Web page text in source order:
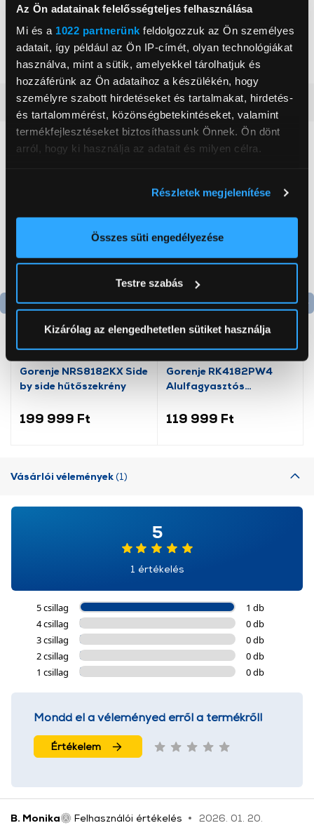
Az Ön adatainak felelősségteljes felhasználása
Mi és a 1022 partnerünk feldolgozzuk az Ön személyes
adatait, így például az Ön IP-címét, olyan technológiákat
használva, mint a sütik, amelyekkel tárolhatjuk és
hozzáférünk az Ön adataihoz a készülékén, hogy
személyre szabott hirdetéseket és tartalmakat, hirdetés-
és tartalommérést, közönségbetekintéseket, valamint
termékfejlesztéseket biztosíthassunk Önnek. Ön dönt
arról, hogy ki használja az adatait és milyen célra.
elhelyezkedéséről pár méteres pontossággal
Az Ön készülékén beazonosítása annak konkrét
módjairól és adja meg preferenciáit aRészletek
pontban. Bármikor módosíthatja vagy visszavonhatja a
Sütinyilatkozathoz való hozzájárulását.
okat használ, melyeket az Ön gépén tárol a rendszer. A
cookie-k személyazonosítására nem alkalmasak,
használatával Ön elfogadja a cookie-k használatát.
Részletek megjelenítése
Összes süti engedélyezése
Testre szabás
Kizárólag az elengedhetetlen sütiket használja
Betekintési szög
178 °
Válaszidő
1 ms
Szín
Fekete
Részletes ismertető
Neked ajánljuk
Gorenje NRS8182KX Side
by side hűtőszekrény
199 999 Ft
Gorenje RK4182PW4
Alulfagyasztós
119 999 Ft
Vásárlói vélemények(1)
5
1 értékelés
5 csillag
1 db
4 csillag
0 db
3 csillag
0 db
2 csillag
0 db
1 csillag
0 db
Mondd el a véleményed erről a termékről!
Értékelem
B. Monika Felhasználói értékelés
2026. 01. 20.